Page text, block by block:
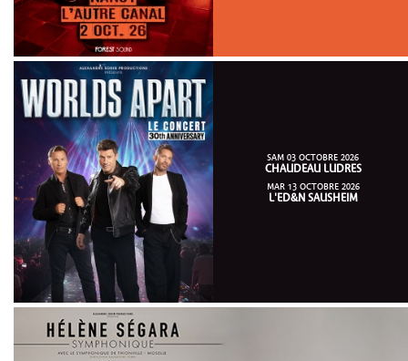
SAM 03 OCTOBRE 2026
CHAUDEAU LUDRES
MAR 13 OCTOBRE 2026
L'ED&N SAUSHEIM